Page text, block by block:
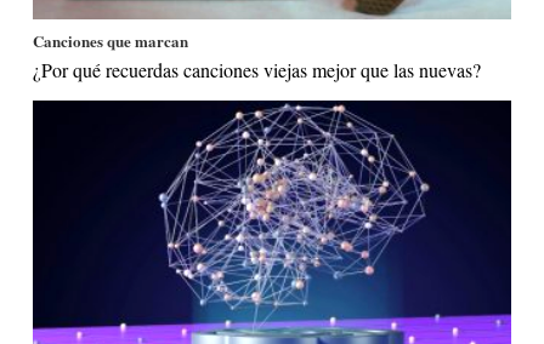
Canciones que marcan
¿Por qué recuerdas canciones viejas mejor que las nuevas?